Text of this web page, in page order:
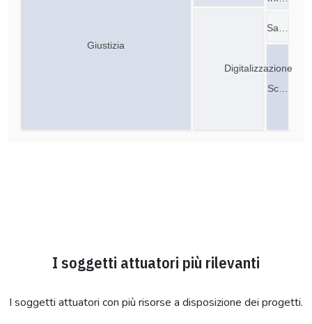
Digitalizzazione
Sc…
Giustizia
Sa…
I soggetti attuatori più rilevanti
I soggetti attuatori con più risorse a disposizione dei progetti.